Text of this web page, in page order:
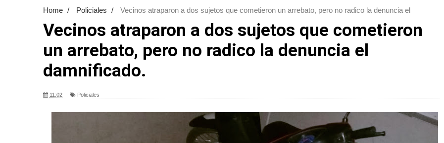
Home / Policiales /
Vecinos atraparon a dos sujetos que cometieron un arrebato, pero no radico la denuncia el
Vecinos atraparon a dos sujetos que cometieron
un arrebato, pero no radico la denuncia el
damnificado.
11:02 Policiales